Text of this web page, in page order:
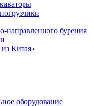
направленного бурения
Китая
оборудование